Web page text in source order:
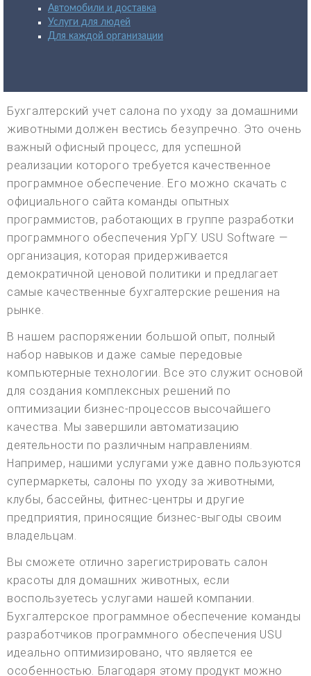
Автомобили и доставка
Услуги для людей
Для каждой организации
Бухгалтерский учет салона по уходу за домашними
животными должен вестись безупречно. Это очень
важный офисный процесс, для успешной
реализации которого требуется качественное
программное обеспечение. Его можно скачать с
официального сайта команды опытных
программистов, работающих в группе разработки
программного обеспечения УрГУ. USU Software —
организация, которая придерживается
демократичной ценовой политики и предлагает
самые качественные бухгалтерские решения на
рынке.
В нашем распоряжении большой опыт, полный
набор навыков и даже самые передовые
компьютерные технологии. Все это служит основой
для создания комплексных решений по
оптимизации бизнес-процессов высочайшего
качества. Мы завершили автоматизацию
деятельности по различным направлениям.
Например, нашими услугами уже давно пользуются
супермаркеты, салоны по уходу за животными,
клубы, бассейны, фитнес-центры и другие
предприятия, приносящие бизнес-выгоды своим
владельцам.
Вы сможете отлично зарегистрировать салон
красоты для домашних животных, если
воспользуетесь услугами нашей компании.
Бухгалтерское программное обеспечение команды
разработчиков программного обеспечения USU
идеально оптимизировано, что является ее
особенностью. Благодаря этому продукт можно